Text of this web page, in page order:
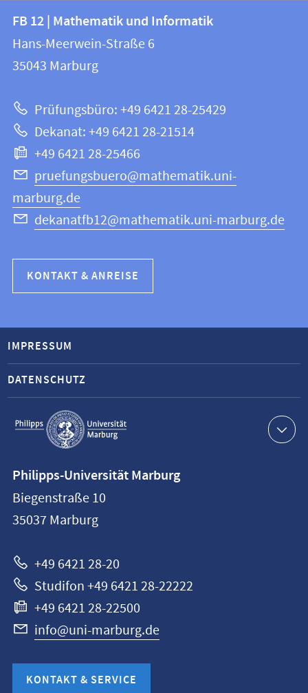
Kontakt
und
Informationen
Website
FB
12
|
und
Informatik
FB 12 | Mathematik und Informatik
Hans-Meerwein-Straße 6
35043 Marburg
Prüfungsbüro: +49 6421 28-25429
Dekanat: +49 6421 28-21514
+49 6421 28-25466
pruefungsbuero@mathematik.uni-
marburg.de
dekanatfb12@mathematik.uni-marburg.de
KONTAKT & ANREISE
Service-
Navigation
IMPRESSUM
DATENSCHUTZ
Philipps-
Universität
Marburg
Philipps-Universität Marburg
Biegenstraße 10
35037 Marburg
+49 6421 28-20
Studifon +49 6421 28-22222
+49 6421 28-22500
info@uni-marburg.de
KONTAKT & SERVICE